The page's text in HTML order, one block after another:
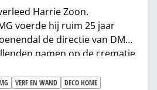
Harrie Zoon.
voerde hij ruim 25 jaar
de directie van DMG.
namen op de crematie
die een grote bijdrage
van de dhz-sector in
VERF EN WAND
DECO HOME